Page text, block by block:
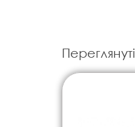
Переглянуті